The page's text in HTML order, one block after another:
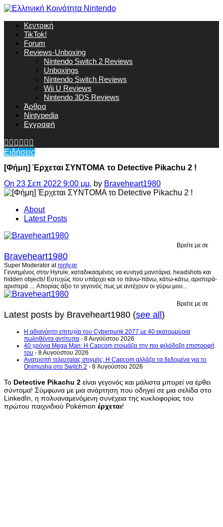
Κεντρική
TikTok!
Forum
Reviews-Unboxing
Nintendo Switch 2 Reviews
Unboxings
Nintendo Switch Reviews
Wii U Reviews
Nintendo 3DS Reviews
Άρθρα
Nintypedia
Εγγραφή
Ειδήσεις
[Φήμη] Έρχεται ΣΥΝΤΟΜΑ το Detective Pikachu 2 !
On 23 Σεπ 2022 9:00 μμ, by Braveheart1980
About
Latest Posts
Βρείτε με σε
Braveheart1980
Super Moderator atninty.gr
Γεννημένος στην Hyrule, καταδικασμένος να κυνηγά μανιτάρια, headshots και
hidden objects! Ευτυχώς που υπάρχει και το πάνω-πάνω, κάτω-κάτω, αριστερά-
αριστερά .... Απορίας άξιο το γεγονός πως με αντέχουν οι γύρω μου...
Βρείτε με σε
Latest posts by Braveheart1980 (see all)
H αδιανόητη επιτυχία του Cyberpunk 2077 με 40 εκατομμύρια
πωληθέντα αντίτυπα - 8 Αυγούστου 2026
40 χρόνια Mega Man: Η Capcom ετοιμάζει την πιο φιλόδοξη επιστροφή
του - 8 Αυγούστου 2026
Ανατροπή τελευταίας στιγμής: Η Capcom αλλάζει τα δεδομένα για το
Onimusha στο Switch 2 - 8 Αυγούστου 2026
Το Detective Pikachu 2 είναι γεγονός και μάλιστα μπορεί να έρθει
σύντομα! Σύμφωνα με μια ανάρτηση που οδηγεί σε μια σελίδα στο
LinkedIn, η πολυαναμενόμενη συνέχεια της κυκλοφορίας του
πρώτου παιχνιδιού Pokémon έρχεται!